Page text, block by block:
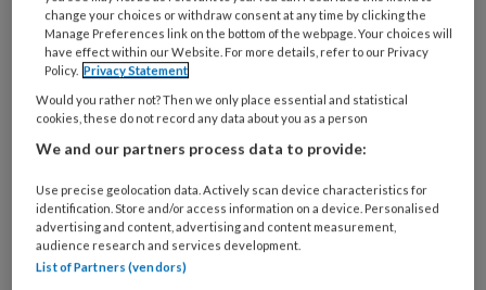
mechanismen aan de orde gekomen.
Van arbeid naar gezondheid, een
veranderende rol voor de
bedrijfsarts…
Frederieke Schaafsma
Ook WHO-cijfers duiden er nu op dat
Nederland het internationaal vergeleken niet
change your choices or withdraw consent at any time by clicking the
Manage Preferences link on the bottom of the webpage. Your choices will
have effect within our Website. For more details, refer to our Privacy
Policy. Privacy Statement
Would you rather not? Then we only place essential and statistical
cookies, these do not record any data about you as a person
We and our partners process data to provide:
Use precise geolocation data. Actively scan device characteristics for
identification. Store and/or access information on a device. Personalised
advertising and content, advertising and content measurement,
audience research and services development.
List of Partners (vendors)